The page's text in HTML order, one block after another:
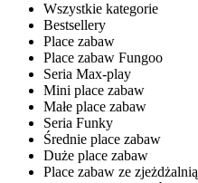
Wszystkie kategorie
Bestsellery
Place zabaw
Place zabaw Fungoo
Seria Max-play
Mini place zabaw
Małe place zabaw
Seria Funky
Średnie place zabaw
Duże place zabaw
Place zabaw ze zjeżdżalnią